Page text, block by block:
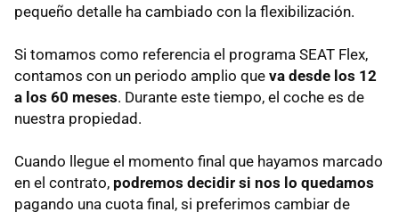
pequeño detalle ha cambiado con la flexibilización.
Si tomamos como referencia el programa SEAT Flex,
contamos con un periodo amplio que va desde los 12
a los 60 meses. Durante este tiempo, el coche es de
nuestra propiedad.
Cuando llegue el momento final que hayamos marcado
en el contrato, podremos decidir si nos lo quedamos
pagando una cuota final, si preferimos cambiar de